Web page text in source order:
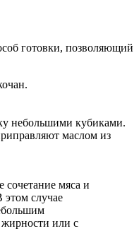
готовки, позволяющий
небольшими кубиками.
маслом из
сочетание мяса и
этом случае
или с